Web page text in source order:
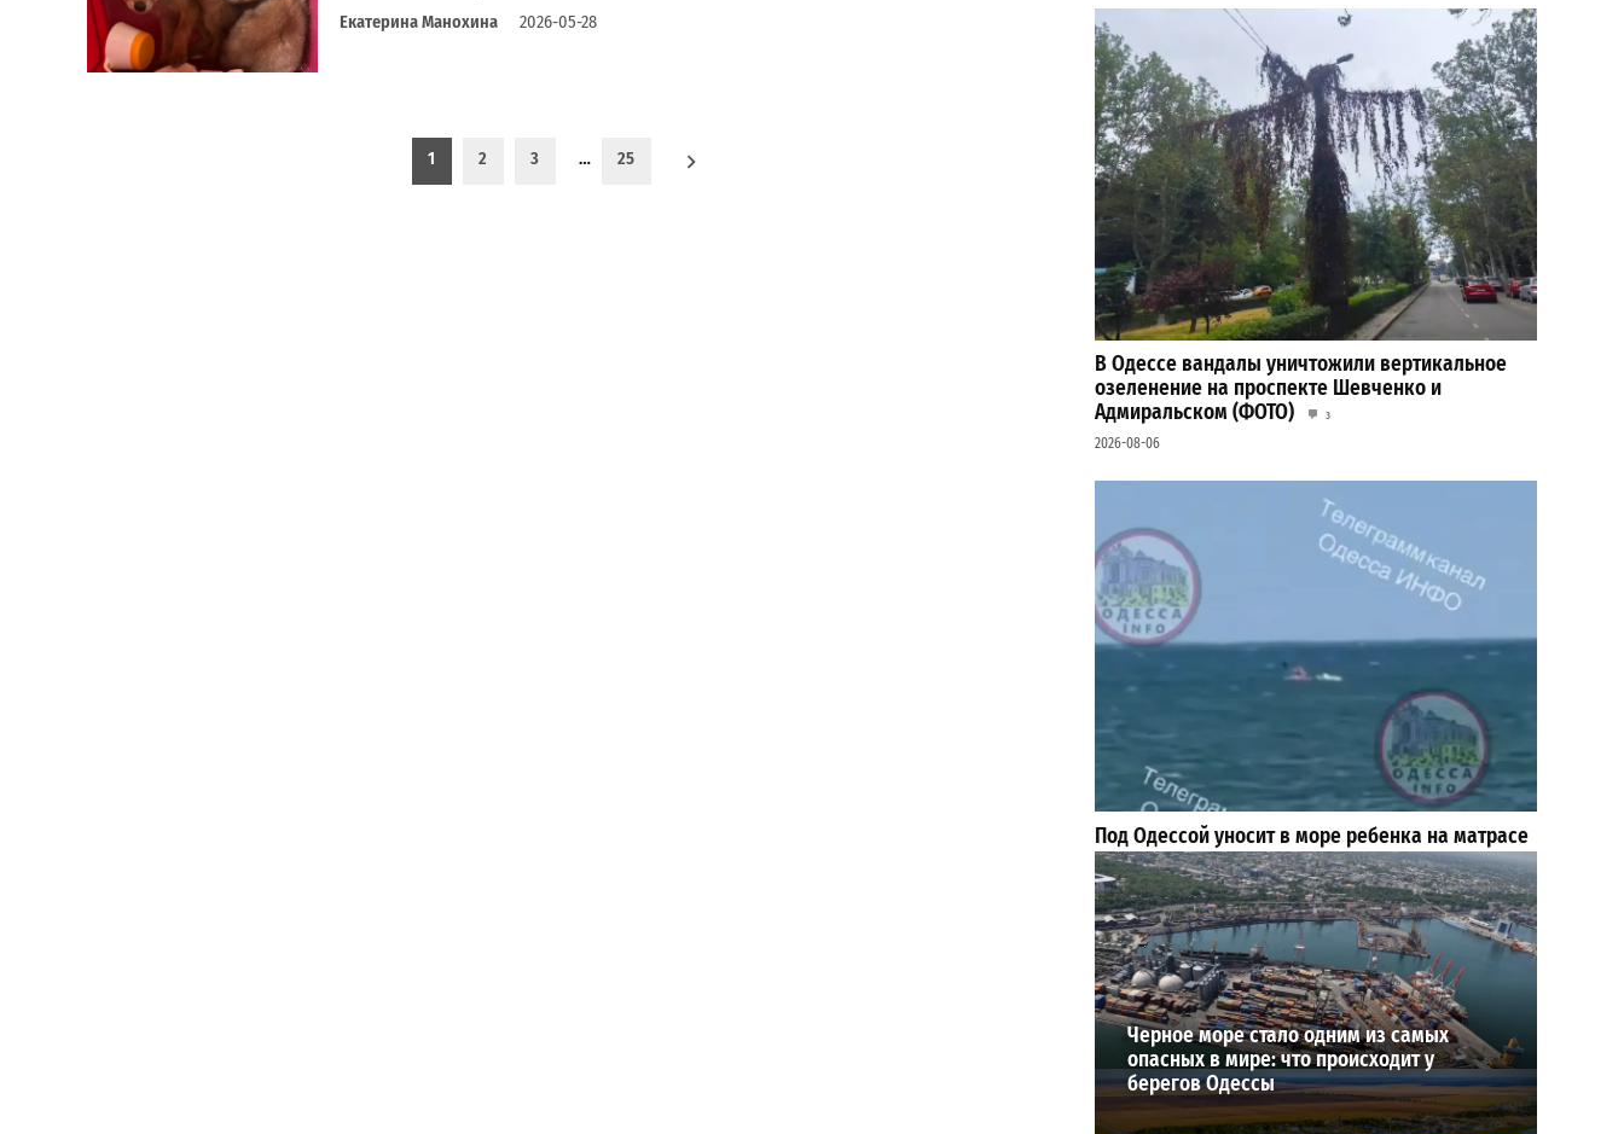
Екатерина Манохина 2026-05-28
1 2 3 … 25
В Одессе вандалы уничтожили вертикальное
озеленение на проспекте Шевченко и
Адмиральском (ФОТО)
3
2026-08-06
Под Одессой уносит в море ребенка на матрасе
и мужчину: идет спасательная операция
2026-07-28
ВИБОР РЕДАКЦИИ
Черное море стало одним из самых
опасных в мире: что происходит у
берегов Одессы